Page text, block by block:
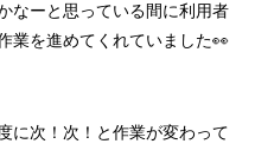
なーと思っている間に利用者
業を進めてくれていました👀
に次！次！と作業が変わって